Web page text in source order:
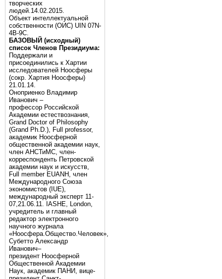
творческих
людей.14.02.2015.
Объект интеллектуальной
собственности (ОИС) UIN 07N-
4B-9C.
БАЗОВЫЙ (исходный)
список Членов Президиума:
Поддержали и
присоединились к Хартии
исследователей Ноосферы
(сокр. Хартия Ноосферы)
21.01.14.
Оноприенко Владимир
Иванович –
профессор Российской
Академии естествознания,
Grand Doctor of Philosophy
(Grand Ph.D.), Full professor,
академик Ноосферной
общественной академии наук,
член АНСТиМС, член-
корреспонденть Петровской
академии наук и искусств,
Full member EUANH, член
Международного Союза
экономистов (IUE),
международный эксперт 11-
07,21.06.11. IASHE, London,
учредитель и главный
редактор электронного
научного журнала
«Ноосфера.Общество.Человек»,
Субетто Александр
Иванович–
президент Ноосферной
Общественной Академии
Наук, академик ПАНИ, вице-